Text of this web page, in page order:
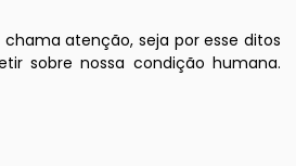
atenção, seja por esse ditos
sobre nossa condição humana.